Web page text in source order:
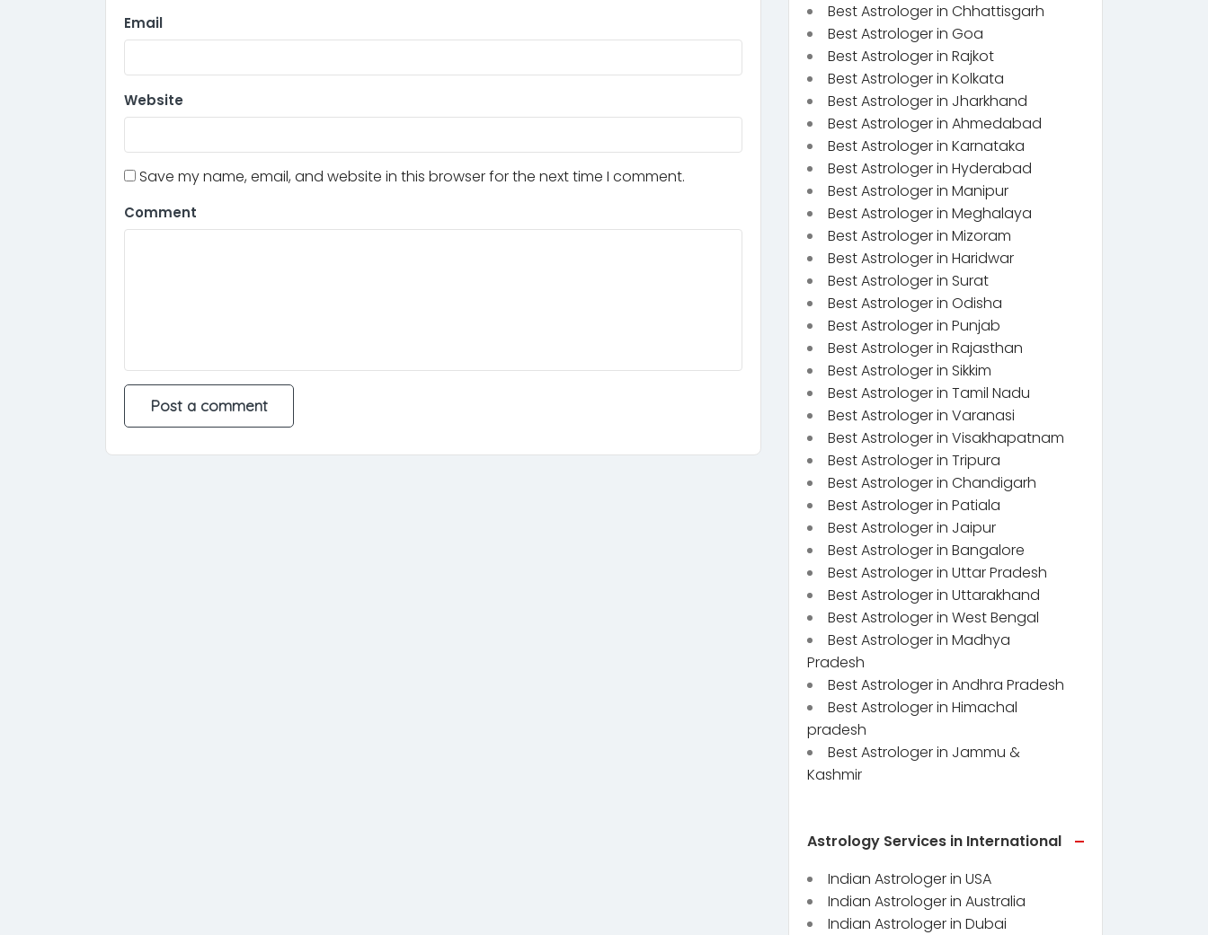
Email
Website
Save my name, email, and website in this browser for the next time I comment.
Comment
Best Astrologer in Chhattisgarh
Best Astrologer in Goa
Best Astrologer in Rajkot
Best Astrologer in Kolkata
Best Astrologer in Jharkhand
Best Astrologer in Ahmedabad
Best Astrologer in Karnataka
Best Astrologer in Hyderabad
Best Astrologer in Manipur
Best Astrologer in Meghalaya
Best Astrologer in Mizoram
Best Astrologer in Haridwar
Best Astrologer in Surat
Best Astrologer in Odisha
Best Astrologer in Punjab
Best Astrologer in Rajasthan
Best Astrologer in Sikkim
Best Astrologer in Tamil Nadu
Best Astrologer in Varanasi
Best Astrologer in Visakhapatnam
Best Astrologer in Tripura
Best Astrologer in Chandigarh
Best Astrologer in Patiala
Best Astrologer in Jaipur
Best Astrologer in Bangalore
Best Astrologer in Uttar Pradesh
Best Astrologer in Uttarakhand
Best Astrologer in West Bengal
Best Astrologer in Madhya
Pradesh
Best Astrologer in Andhra Pradesh
Best Astrologer in Himachal
pradesh
Best Astrologer in Jammu &
Kashmir
Astrology Services in International
Indian Astrologer in USA
Indian Astrologer in Australia
Indian Astrologer in Dubai